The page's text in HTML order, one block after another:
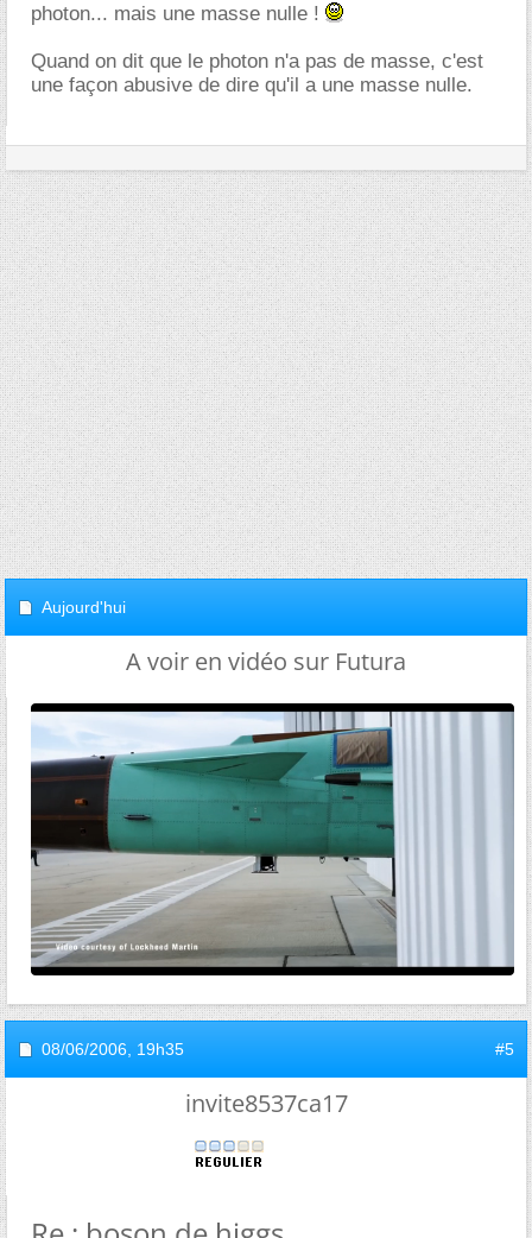
photon... mais une masse nulle !
Quand on dit que le photon n'a pas de masse, c'est
une façon abusive de dire qu'il a une masse nulle.
Aujourd'hui
A voir en vidéo sur Futura
08/06/2006, 19h35 #5
invite8537ca17